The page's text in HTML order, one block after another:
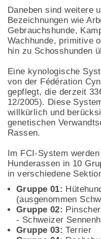
Daneben sind weitere
Bezeichnungen wie
Gebrauchshunde,
Wachhunde, primitive
hin zu Schosshunden
Eine kynologische
von der Fédération
gepflegt, die derzeit
12/2005). Diese
willkürlich und
genetischen
Rassen.
Im FCI-System
Hunderassen in 10
in verschiedene
Gruppe 01:
(ausgenommen
Gruppe 02:
- Schweizer
Gruppe 03: Terrier